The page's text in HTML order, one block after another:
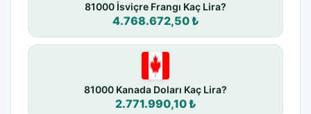
81000 İsviçre Frangı Kaç Lira?
4.768.672,50 ₺
81000 Kanada Doları Kaç Lira?
2.771.990,10 ₺